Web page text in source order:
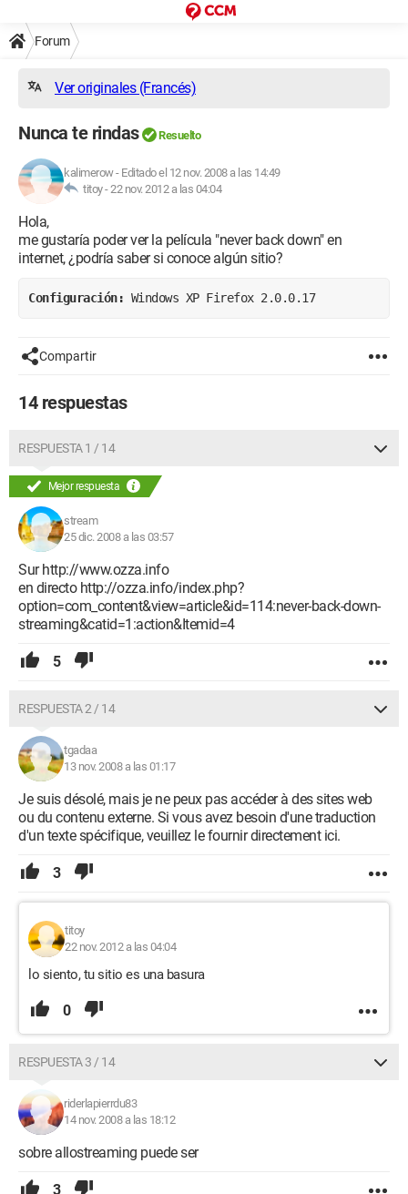
Forum
Ver originales (Francés)
Nunca te rindas Resuelto
kalimerow- Editado el 12 nov. 2008 a las 14:49
titoy -22 nov. 2012 a las 04:04
Hola,
me gustaría poder ver la película "never back down" en
internet, ¿podría saber si conoce algún sitio?
Configuración: Windows XP Firefox 2.0.0.17
Compartir
14 respuestas
RESPUESTA 1 / 14
Mejor respuesta
stream
25 dic. 2008 a las 03:57
Sur http://www.ozza.info
en directo http://ozza.info/index.php?
option=com_content&view=article&id=114:never-back-down-
streaming&catid=1:action&Itemid=4
5
RESPUESTA 2 / 14
tgadaa
13 nov. 2008 a las 01:17
Je suis désolé, mais je ne peux pas accéder à des sites web
ou du contenu externe. Si vous avez besoin d'une traduction
d'un texte spécifique, veuillez le fournir directement ici.
3
titoy
22 nov. 2012 a las 04:04
lo siento, tu sitio es una basura
0
RESPUESTA 3 / 14
riderlapierrdu83
14 nov. 2008 a las 18:12
sobre allostreaming puede ser
3